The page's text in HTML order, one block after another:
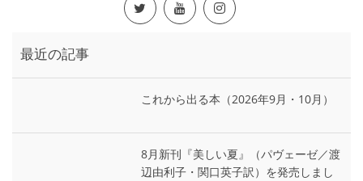
最近の記事
これから出る本（2026年9月・10月）
8月新刊『美しい夏』（パヴェーゼ／渡
辺由利子・関口英子訳）を発売しまし